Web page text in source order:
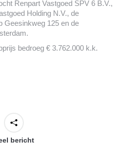
Renpart Vastgoed SPV 6 B.V.,
Holding N.V., de
Geesinkweg 125 en de
bedroeg € 3.762.000 k.k.
bericht